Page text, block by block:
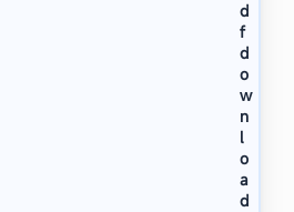
d
f
d
o
w
n
l
o
a
d